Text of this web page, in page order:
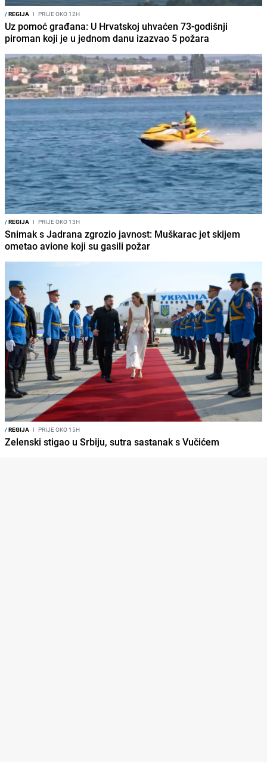
/REGIJA I PRIJE OKO 12H
Uz pomoć građana: U Hrvatskoj uhvaćen 73-godišnji
piroman koji je u jednom danu izazvao 5 požara
/REGIJA I PRIJE OKO 13H
Snimak s Jadrana zgrozio javnost: Muškarac jet skijem
ometao avione koji su gasili požar
/REGIJA I PRIJE OKO 15H
Zelenski stigao u Srbiju, sutra sastanak s Vučićem